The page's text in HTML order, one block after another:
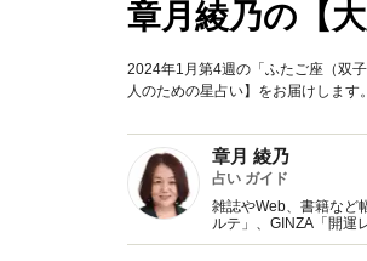
章月綾乃の【
2024年1月第4週の「ふたご座（双
人のための星占い】をお届けします。
章月 綾乃
占い ガイド
雑誌やWeb、書籍など
ルテ」、GINZA「開運
い、しぐさや言葉グセ